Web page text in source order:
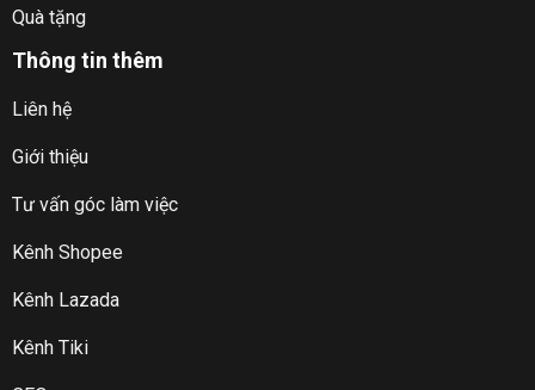
Quà tặng
Thông tin thêm
Liên hệ
Giới thiệu
Tư vấn góc làm việc
Kênh Shopee
Kênh Lazada
Kênh Tiki